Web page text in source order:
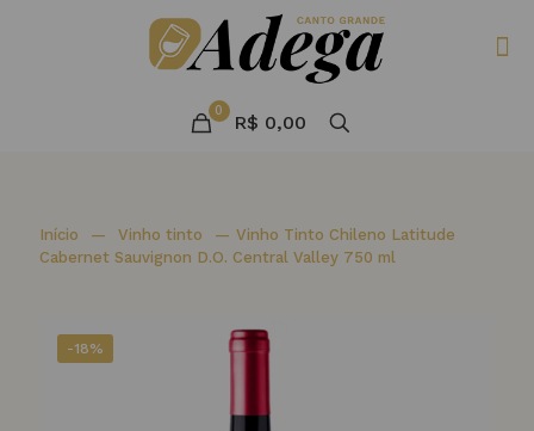
0
R$ 0,00
Início — Vinho tinto — Vinho Tinto Chileno Latitude
Cabernet Sauvignon D.O. Central Valley 750 ml
-18%